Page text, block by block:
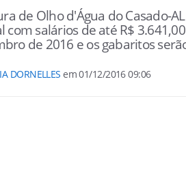
de Olho d'Água do Casado-
com salários de até R$
de 2016 e os gabaritos
DORNELLES em01/12/2016 09:06